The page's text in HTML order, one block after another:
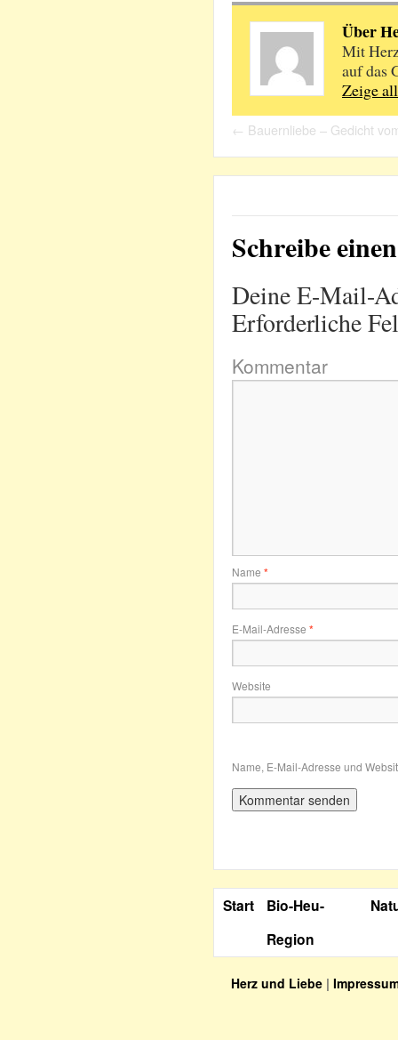
Über
Mit
auf das
Zeige
← Bauernliebe – Gedicht
Schreibe
Deine E-Mail-
Erforderliche
Kommentar
Name *
E-Mail-Adresse *
Website
Name, E-Mail-Adresse und
Start
Bio-Heu-
Region
Herz und Liebe |